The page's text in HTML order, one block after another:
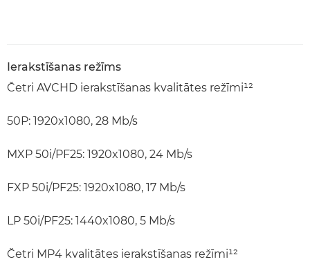
Ierakstīšanas režīms
Četri AVCHD ierakstīšanas kvalitātes režīmi¹²
50P: 1920x1080, 28 Mb/s
MXP 50i/PF25: 1920x1080, 24 Mb/s
FXP 50i/PF25: 1920x1080, 17 Mb/s
LP 50i/PF25: 1440x1080, 5 Mb/s
Četri MP4 kvalitātes ierakstīšanas režīmi¹²